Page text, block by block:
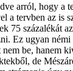
arról, hogy a
a tervben az is
75 százalékát
Ez ugyan némi
nem be, hanem
de